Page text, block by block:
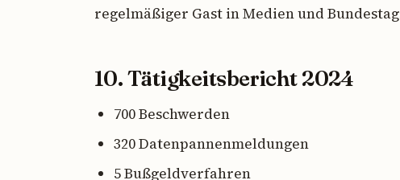
regelmäßiger Gast in Medien und
10. Tätigkeitsbericht 2024
700 Beschwerden
320 Datenpannenmeldungen
5 Bußgeldverfahren